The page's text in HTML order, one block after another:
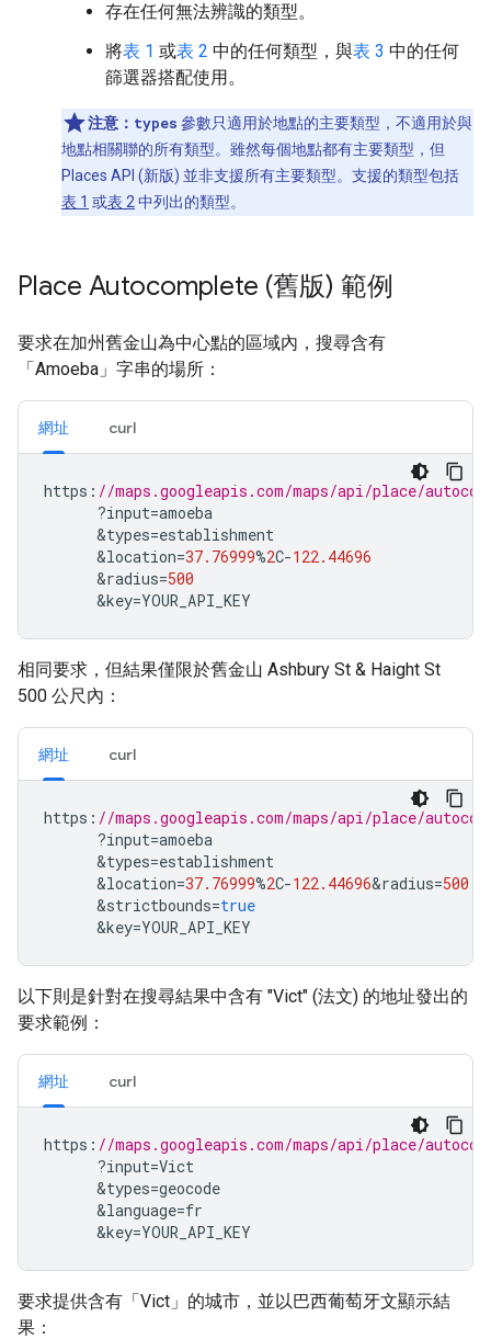
存在任何無法辨識的類型。
將表 1 或表 2 中的任何類型，與表 3 中的任何
篩選器搭配使用。
注意： types 參數只適用於地點的主要類型，不適用於與
地點相關聯的所有類型。雖然每個地點都有主要類型，但
Places API (新版) 並非支援所有主要類型。支援的類型包括
表 1 或表 2 中列出的類型。
Place Autocomplete (舊版) 範例
要求在加州舊金山為中心點的區域內，搜尋含有
「Amoeba」字串的場所：
網址 curl
https : //maps.googleapis.com/maps/api/place/
?input=amoeba
&types=establishment
&location=37.76999%2C-122.44696
&radius=500
&key=YOUR_API_KEY
相同要求，但結果僅限於舊金山 Ashbury St & Haight St
500 公尺內：
網址 curl
https : //maps.googleapis.com/maps/api/place/
?input=amoeba
&types=establishment
&location=37.76999%2C-122.44696&radius=500
&strictbounds=true
&key=YOUR_API_KEY
以下則是針對在搜尋結果中含有 "Vict" (法文) 的地址發出的
要求範例：
網址 curl
https : //maps.googleapis.com/maps/api/place/
?input=Vict
&types=geocode
&language=fr
&key=YOUR_API_KEY
要求提供含有「Vict」的城市，並以巴西葡萄牙文顯示結
果：